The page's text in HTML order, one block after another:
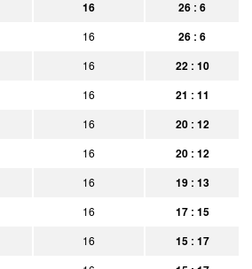
Bericht
Bericht
Bericht
Bericht
Bericht
Bericht
16
26 : 6
16
26 : 6
16
22 : 10
16
21 : 11
16
20 : 12
16
20 : 12
16
19 : 13
16
17 : 15
16
15 : 17